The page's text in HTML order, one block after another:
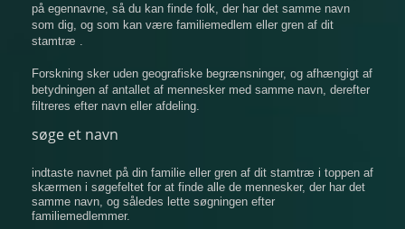
på egennavne, så du kan finde folk, der har det samme navn
som dig, og som kan være familiemedlem eller gren af ​​dit
stamtræ .
Forskning sker uden geografiske begrænsninger, og afhængigt af
betydningen af ​​antallet af mennesker med samme navn, derefter
filtreres efter navn eller afdeling.
søge et navn
indtaste navnet på din familie eller gren af ​​dit stamtræ i toppen af
​​skærmen i søgefeltet for at finde alle de mennesker, der har det
samme navn, og således lette søgningen efter
familiemedlemmer.